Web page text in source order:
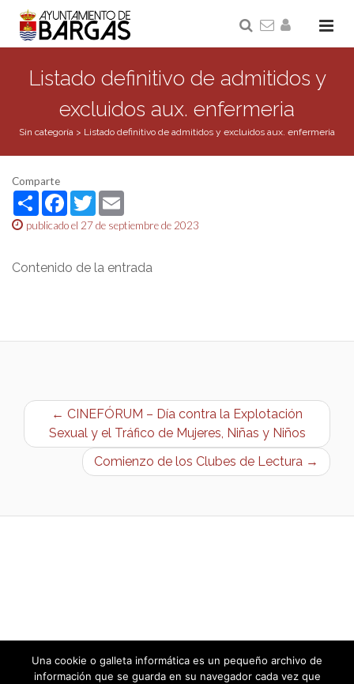
Listado definitivo de admitidos y
excluidos aux. enfermeria
Sin categoría > Listado definitivo de admitidos y excluidos aux. enfermeria
Comparte
ShareFacebook
Twitter
publicado el 27 de septiembre de 2023
Contenido de la entrada
← CINEFÓRUM – Día contra la Explotación
Sexual y el Tráfico de Mujeres, Niñas y Niños
Comienzo de los Clubes de Lectura →
Una cookie o galleta informática es un pequeño archivo de
información que se guarda en su navegador cada vez que